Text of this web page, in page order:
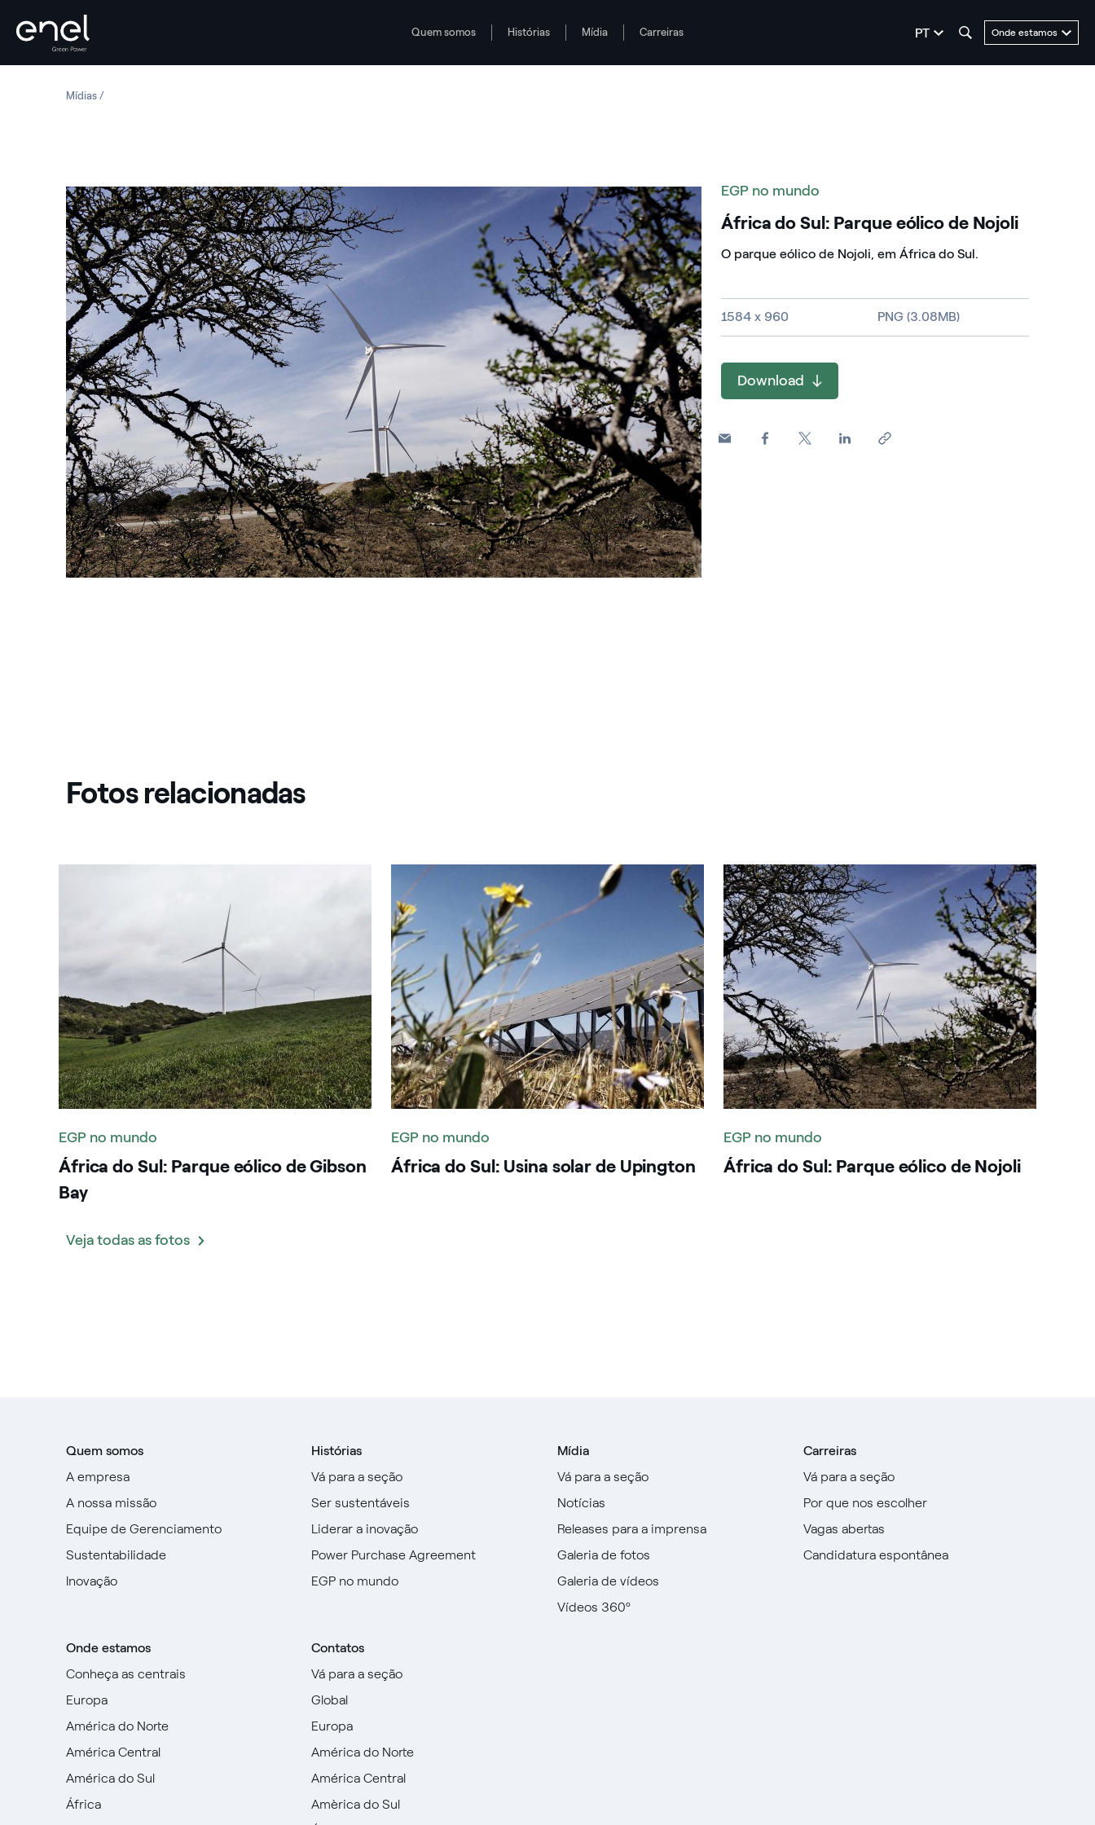
Quem somos Histórias Mídia Carreiras seleziona la lingua
PT Onde estamos
MídiasÁfrica do Sul: Parque eólico de Nojoli
EGP no mundo
África do Sul: Parque eólico de Nojoli
O parque eólico de Nojoli, em África do Sul.
Image size and file type
1584 x 960 PNG (3.08MB)
Download
Fotos relacionadas
EGP no mundo
África do Sul: Parque eólico de Gibson
Bay
África do Sul: Usina solar de Upington
EGP no mundo
África do Sul: Usina solar de Upington
África do Sul: Parque eólico de Nojoli
EGP no mundo
África do Sul: Parque eólico de Nojoli
Veja todas as fotos
Quem somos
A empresa
A nossa missão
Equipe de Gerenciamento
Sustentabilidade
Inovação
Onde estamos
Conheça as centrais
Europa
América do Norte
América Central
América do Sul
África
Histórias
Vá para a seção
Ser sustentáveis
Liderar a inovação
Power Purchase Agreement
EGP no mundo
Contatos
Vá para a seção
Global
Europa
América do Norte
América Central
Amèrica do Sul
Mídia
Vá para a seção
Notícias
Releases para a imprensa
Galeria de fotos
Galeria de vídeos
Vídeos 360º
Carreiras
Vá para a seção
Por que nos escolher
Vagas abertas
Candidatura espontânea